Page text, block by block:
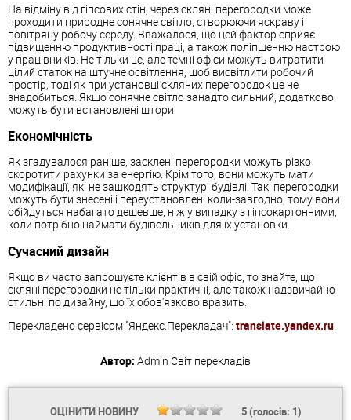
На відміну від гіпсових стін, через скляні перегородки може
проходити природне сонячне світло, створюючи яскраву і
повітряну робочу середу. Вважалося, що цей фактор сприяє
підвищенню продуктивності праці, а також поліпшенню настрою
у працівників. Не тільки це, але темні офіси можуть витратити
цілий статок на штучне освітлення, щоб висвітлити робочий
простір, тоді як при установці скляних перегородок це не
знадобиться. Якщо сонячне світло занадто сильний, додатково
можуть бути встановлені штори.
Економічність
Як згадувалося раніше, засклені перегородки можуть різко
скоротити рахунки за енергію. Крім того, вони можуть мати
модифікації, які не зашкодять структурі будівлі. Такі перегородки
можуть бути знесені і переустановлені коли-завгодно, тому вони
обійдуться набагато дешевше, ніж у випадку з гіпсокартонними,
коли потрібно наймати будівельників для їх установки.
Сучасний дизайн
Якщо ви часто запрошуєте клієнтів в свій офіс, то знайте, що
скляні перегородки не тільки практичні, але також надзвичайно
стильні по дизайну, що їх обов'язково вразить.
Перекладено сервісом "Яндекс.Перекладач": translate.yandex.ru.
Автор: Admin Світ перекладів
ОЦІНИТИ НОВИНУ 5(голосів: 1)